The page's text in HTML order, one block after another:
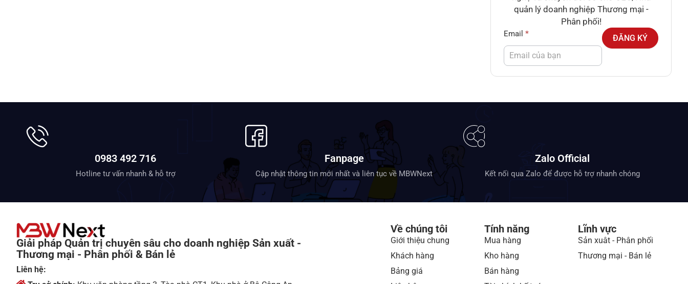
quản lý doanh nghiệp Thương mại -
Phân phối!
Newsletter
Email * ĐĂNG KÝ
0983 492 716
Hotline tư vấn nhanh & hỗ trợ
Fanpage
Cập nhật thông tin mới nhất và liên tục về MBWNext
Zalo Official
Kết nối qua Zalo để được hỗ trợ nhanh chóng
Giải pháp Quản trị chuyên sâu cho doanh nghiệp Sản xuất -
Thương mại - Phân phối & Bán lẻ
Liên hệ:
Về chúng tôi
Giới thiệu chung
Khách hàng
Bảng giá
Tính năng
Mua hàng
Kho hàng
Bán hàng
Lĩnh vực
Sản xuât - Phân phối
Thương mại - Bán lẻ